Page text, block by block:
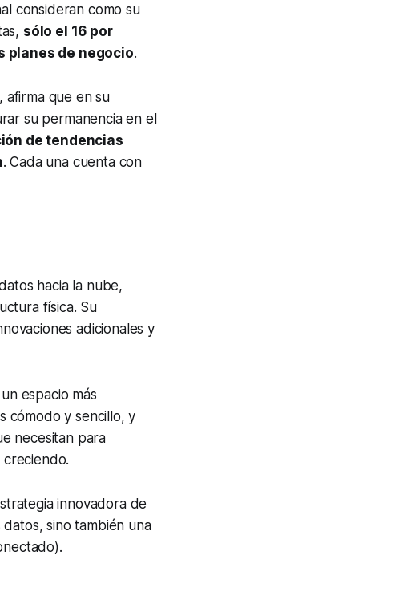
consideran como su
sólo el 16 por
planes de negocio.
afirma que en su
su permanencia en el
de tendencias
. Cada una cuenta con
hacia la nube,
física. Su
adicionales y
espacio más
cómodo y sencillo, y
necesitan para
innovadora de
sino también una